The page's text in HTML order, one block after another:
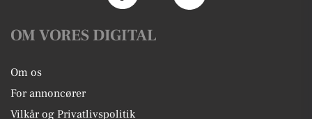
OM VORES DIGITAL
Om os
For annoncører
Vilkår og Privatlivspolitik